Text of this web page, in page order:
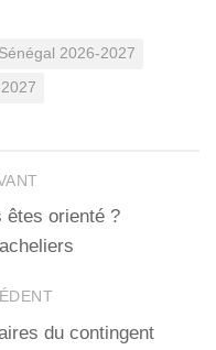
2026-2027
êtes orienté ?
du contingent